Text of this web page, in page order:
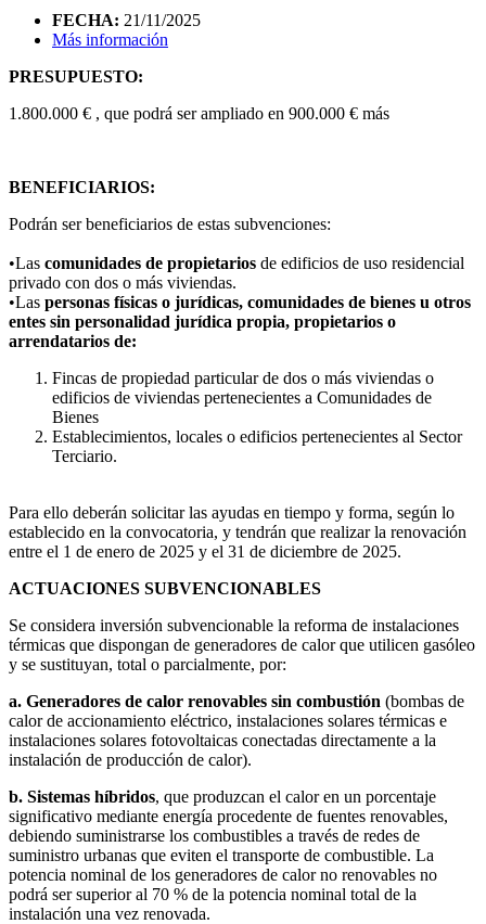
FECHA: 21/11/2025
Más información
PRESUPUESTO:
1.800.000 € , que podrá ser ampliado en 900.000 € más
BENEFICIARIOS:
Podrán ser beneficiarios de estas subvenciones:
•Las comunidades de propietarios de edificios de uso residencial
privado con dos o más viviendas.
•Las personas físicas o jurídicas, comunidades de bienes u otros
entes sin personalidad jurídica propia, propietarios o
arrendatarios de:
Fincas de propiedad particular de dos o más viviendas o
edificios de viviendas pertenecientes a Comunidades de
Bienes
Establecimientos, locales o edificios pertenecientes al Sector
Terciario.
Para ello deberán solicitar las ayudas en tiempo y forma, según lo
establecido en la convocatoria, y tendrán que realizar la renovación
entre el 1 de enero de 2025 y el 31 de diciembre de 2025.
ACTUACIONES SUBVENCIONABLES
Se considera inversión subvencionable la reforma de instalaciones
térmicas que dispongan de generadores de calor que utilicen gasóleo
y se sustituyan, total o parcialmente, por:
a. Generadores de calor renovables sin combustión (bombas de
calor de accionamiento eléctrico, instalaciones solares térmicas e
instalaciones solares fotovoltaicas conectadas directamente a la
instalación de producción de calor).
b. Sistemas híbridos, que produzcan el calor en un porcentaje
significativo mediante energía procedente de fuentes renovables,
debiendo suministrarse los combustibles a través de redes de
suministro urbanas que eviten el transporte de combustible. La
potencia nominal de los generadores de calor no renovables no
podrá ser superior al 70 % de la potencia nominal total de la
instalación una vez renovada.